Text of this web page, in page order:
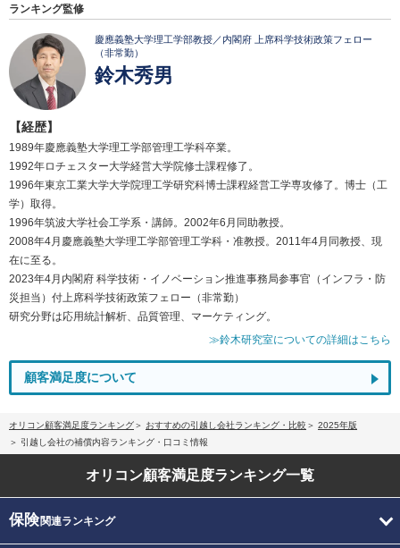
ランキング監修
慶應義塾大学理工学部教授／内閣府 上席科学技術政策フェロー
（非常勤）
鈴木秀男
【経歴】
1989年慶應義塾大学理工学部管理工学科卒業。
1992年ロチェスター大学経営大学院修士課程修了。
1996年東京工業大学大学院理工学研究科博士課程経営工学専攻修了。博士（工
学）取得。
1996年筑波大学社会工学系・講師。2002年6月同助教授。
2008年4月慶應義塾大学理工学部管理工学科・准教授。2011年4月同教授、現
在に至る。
2023年4月内閣府 科学技術・イノベーション推進事務局参事官（インフラ・防
災担当）付上席科学技術政策フェロー（非常勤）
研究分野は応用統計解析、品質管理、マーケティング。
≫鈴木研究室についての詳細はこちら
顧客満足度について
オリコン顧客満足度ランキング おすすめの引越し会社ランキング・比較
2025年版
引越し会社の補償内容ランキング・口コミ情報
オリコン顧客満足度ランキング一覧
保険関連ランキング